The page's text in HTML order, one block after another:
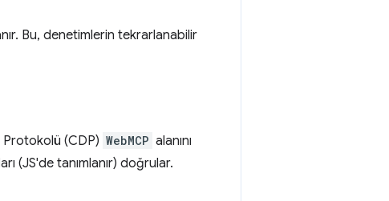
Bu, denetimlerin tekrarlanabilir
Protokolü (CDP) WebMCP alanını
(JS'de tanımlanır) doğrular.